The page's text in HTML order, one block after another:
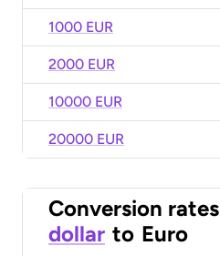
1000 EUR
2000 EUR
10000 EUR
20000 EUR
Conversion rates
dollar to Euro